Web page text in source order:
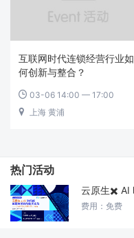
互联网时代连锁经营行业如
何创新与整合？
 03-06 14:00 — 17:00
 上海 黄浦
热门活动
费用：免费